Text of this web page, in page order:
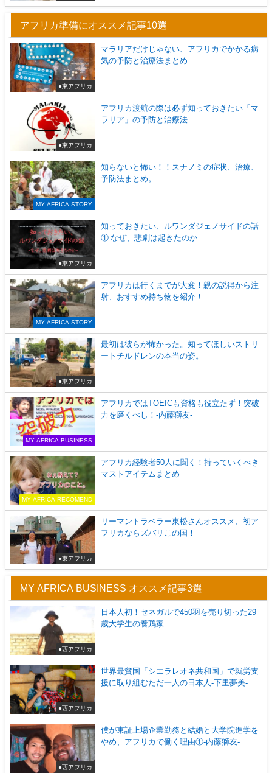
アフリカ準備にオススメ記事10選
●東アフリカ
マラリアだけじゃない、アフリカでかかる病
気の予防と治療法まとめ
●東アフリカ
アフリカ渡航の際は必ず知っておきたい「マ
ラリア」の予防と治療法
MY AFRICA STORY
知らないと怖い！！スナノミの症状、治療、
予防法まとめ。
●東アフリカ
知っておきたい、ルワンダジェノサイドの話
① なぜ、悲劇は起きたのか
MY AFRICA STORY
アフリカは行くまでが大変！親の説得から注
射、おすすめ持ち物を紹介！
●東アフリカ
最初は彼らが怖かった。知ってほしいストリ
ートチルドレンの本当の姿。
MY AFRICA BUSINESS
アフリカではTOEICも資格も役立たず！突破
力を磨くべし！-内藤獅友-
MY AFRICA RECOMEND
アフリカ経験者50人に聞く！持っていくべき
マストアイテムまとめ
●東アフリカ
リーマントラベラー東松さんオススメ、初ア
フリカならズバリこの国！
MY AFRICA BUSINESS オススメ記事3選
●西アフリカ
日本人初！セネガルで450羽を売り切った29
歳大学生の養鶏家
●西アフリカ
世界最貧国「シエラレオネ共和国」で就労支
援に取り組むただ一人の日本人-下里夢美-
●西アフリカ
僕が東証上場企業勤務と結婚と大学院進学を
やめ、アフリカで働く理由①-内藤獅友-